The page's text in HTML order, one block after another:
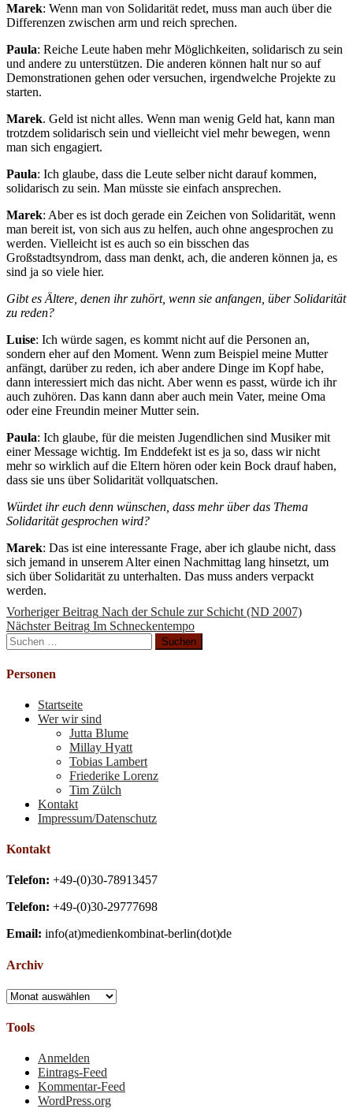
Marek: Wenn man von Solidarität redet, muss man auch über die
Differenzen zwischen arm und reich sprechen.
Paula: Reiche Leute haben mehr Möglichkeiten, solidarisch zu sein
und andere zu unterstützen. Die anderen können halt nur so auf
Demonstrationen gehen oder versuchen, irgendwelche Projekte zu
starten.
Marek. Geld ist nicht alles. Wenn man wenig Geld hat, kann man
trotzdem solidarisch sein und vielleicht viel mehr bewegen, wenn
man sich engagiert.
Paula: Ich glaube, dass die Leute selber nicht darauf kommen,
solidarisch zu sein. Man müsste sie einfach ansprechen.
Marek: Aber es ist doch gerade ein Zeichen von Solidarität, wenn
man bereit ist, von sich aus zu helfen, auch ohne angesprochen zu
werden. Vielleicht ist es auch so ein bisschen das
Großstadtsyndrom, dass man denkt, ach, die anderen können ja, es
sind ja so viele hier.
Gibt es Ältere, denen ihr zuhört, wenn sie anfangen, über Solidarität
zu reden?
Luise: Ich würde sagen, es kommt nicht auf die Personen an,
sondern eher auf den Moment. Wenn zum Beispiel meine Mutter
anfängt, darüber zu reden, ich aber andere Dinge im Kopf habe,
dann interessiert mich das nicht. Aber wenn es passt, würde ich ihr
auch zuhören. Das kann dann aber auch mein Vater, meine Oma
oder eine Freundin meiner Mutter sein.
Paula: Ich glaube, für die meisten Jugendlichen sind Musiker mit
einer Message wichtig. Im Enddefekt ist es ja so, dass wir nicht
mehr so wirklich auf die Eltern hören oder kein Bock drauf haben,
dass sie uns über Solidarität vollquatschen.
Würdet ihr euch denn wünschen, dass mehr über das Thema
Solidarität gesprochen wird?
Marek: Das ist eine interessante Frage, aber ich glaube nicht, dass
sich jemand in unserem Alter einen Nachmittag lang hinsetzt, um
sich über Solidarität zu unterhalten. Das muss anders verpackt
werden.
Weiterlesen
Vorheriger Beitrag Nach der Schule zur Schicht (ND 2007)
Nächster Beitrag Im Schneckentempo
Suchen
nach:
Personen
Startseite
Wer wir sind
Jutta Blume
Millay Hyatt
Tobias Lambert
Friederike Lorenz
Tim Zülch
Kontakt
Impressum/Datenschutz
Kontakt
Telefon: +49-(0)30-78913457
Telefon: +49-(0)30-29777698
Email: info(at)medienkombinat-berlin(dot)de
Archiv
Archiv
Tools
Anmelden
Eintrags-Feed
Kommentar-Feed
WordPress.org